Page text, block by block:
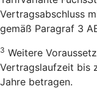
Vertragsabschluss
gemäß Paragraf 3
3 Weitere
Vertragslaufzeit bis
Jahre betragen.